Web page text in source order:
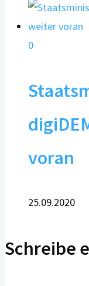
0
voran
25.09.2020
Schreibe